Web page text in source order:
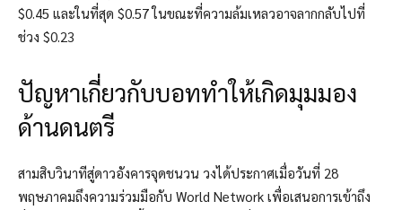
$0.45 และในที่สุด $0.57 ในขณะที่ความล้มเหลวอาจลากกลับไปที่
ช่วง $0.23
ปัญหาเกี่ยวกับบอททำให้เกิดมุมมอง
ด้านดนตรี
สามสิบวินาทีสู่ดาวอังคารจุดชนวน วงได้ประกาศเมื่อวันที่ 28
พฤษภาคมถึงความร่วมมือกับ World Network เพื่อเสนอการเข้าถึง